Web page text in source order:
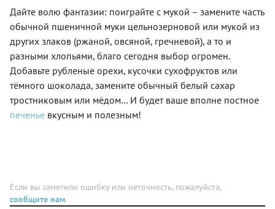
антиоксидантное
действие.
желании,
самостоятельно
справится
даже
подросток,
только
начавший
осваивать
мастерство.
В
рецепт
можно
—
бюджетный
набор
ингредиентов:
ни яйца,
ни
молочные
продукты
не
—
рецепту
получается
жестяной
банке
полиэтиленовом
пакете,
чтобы
оно не
стало
сухим и
жестким.
попробовать
Дайте волю фантазии: поиграйте с мукой – замените часть
обычной пшеничной муки цельнозерновой или мукой из
других злаков (ржаной, овсяной, гречневой), а то и
разными хлопьями, благо сегодня выбор огромен.
Добавьте рубленые орехи, кусочки сухофруктов или
тёмного шоколада, замените обычный белый сахар
тростниковым или мёдом… И будет ваше вполне постное
печенье вкусным и полезным!
Если вы заметили ошибку или неточность, пожалуйста,
сообщите нам.